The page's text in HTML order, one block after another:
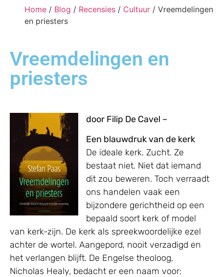
Home / Blog / Recensies / Cultuur / Vreemdelingen
en priesters
Vreemdelingen en
priesters
door Filip De Cavel –
Een blauwdruk van de kerk
De ideale kerk. Zucht. Ze
bestaat niet. Niet dat iemand
dit zou beweren. Toch verraadt
ons handelen vaak een
bijzondere gerichtheid op een
bepaald soort kerk of model
van kerk-zijn. De kerk als spreekwoordelijke ezel
achter de wortel. Aangepord, nooit verzadigd en
het verlangen blijft. De Engelse theoloog,
Nicholas Healy, bedacht er een naam voor: